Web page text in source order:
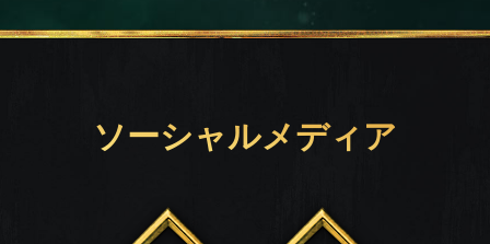
ソーシャルメディア